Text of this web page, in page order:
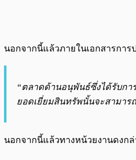
นอกจากนี้แล้วภายในเอกสารกา
“ตลาดด้านอนุพันธ์ซึ่งได้รับกา
ยอดเยี่ยมสินทรัพนั้นจะสามาร
นอกจากนี้แล้วทางหน้วยงานดงกล่